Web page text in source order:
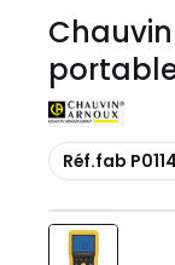
Copie
Réf.fab